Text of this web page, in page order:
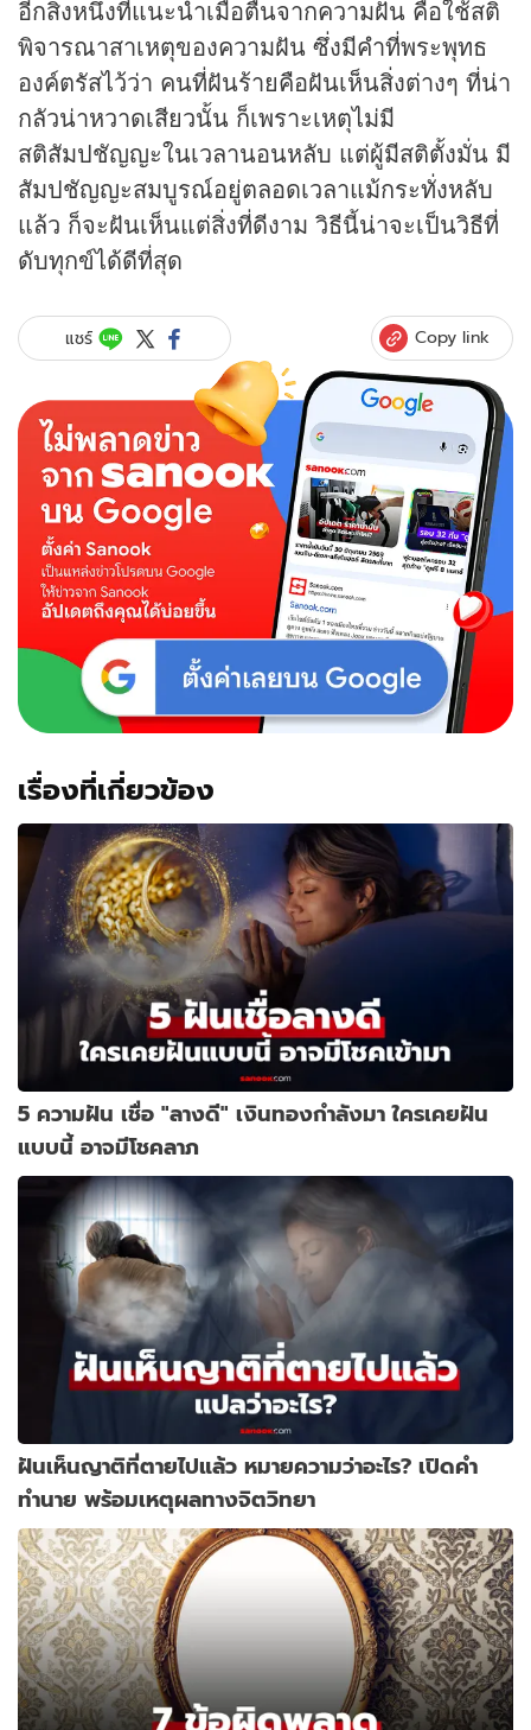
อีกสิ่งหนึ่งที่แนะนำเมื่อตื่นจากความฝัน คือใช้สติ
พิจารณาสาเหตุของความฝัน ซึ่งมีคำที่พระพุทธ
องค์ตรัสไว้ว่า คนที่ฝันร้ายคือฝันเห็นสิ่งต่างๆ ที่น่า
กลัวน่าหวาดเสียวนั้น ก็เพราะเหตุไม่มี
สติสัมปชัญญะในเวลานอนหลับ แต่ผู้มีสติตั้งมั่น มี
สัมปชัญญะสมบูรณ์อยู่ตลอดเวลาแม้กระทั่งหลับ
แล้ว ก็จะฝันเห็นแต่สิ่งที่ดีงาม วิธีนี้น่าจะเป็นวิธีที่
ดับทุกข์ได้ดีที่สุด
แชร์ Copy link
เรื่องที่เกี่ยวข้อง
5 ความฝัน เชื่อ "ลางดี" เงินทองกำลังมา ใครเคยฝัน
แบบนี้ อาจมีโชคลาภ
ฝันเห็นญาติที่ตายไปแล้ว หมายความว่าอะไร? เปิดคำ
ทำนาย พร้อมเหตุผลทางจิตวิทยา